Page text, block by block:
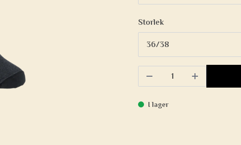
Storlek
I lager